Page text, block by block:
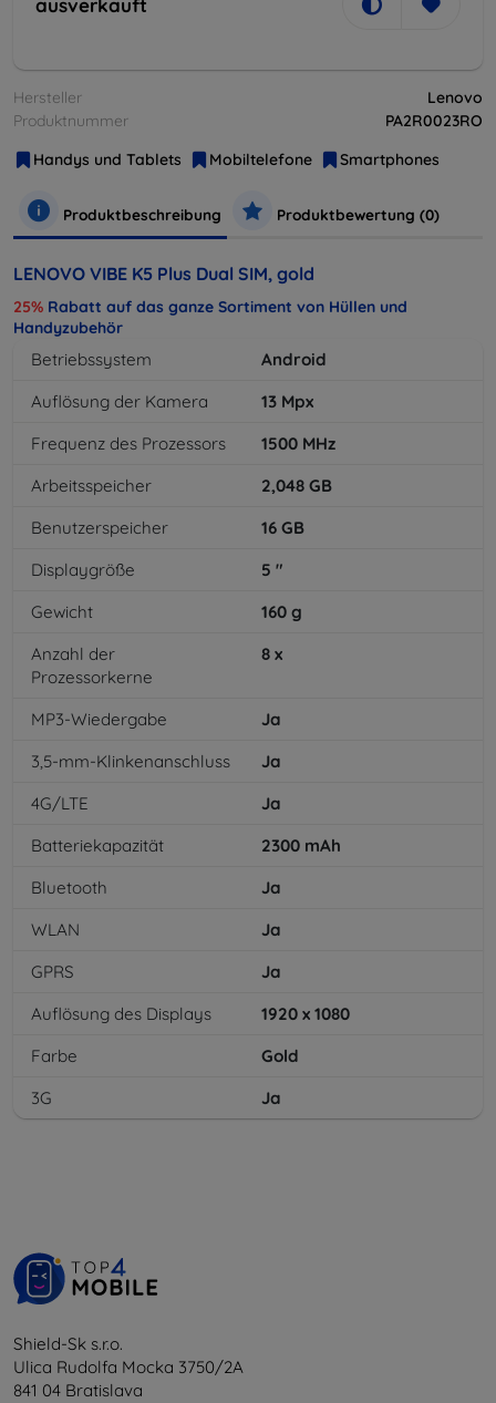
ausverkauft
Hersteller
Lenovo
Produktnummer
PA2R0023RO
Handys und Tablets
Mobiltelefone Smartphones
Produktbeschreibung Produktbewertung (0)
LENOVO VIBE K5 Plus Dual SIM, gold
25% Rabatt auf das ganze Sortiment von Hüllen und
Handyzubehör
Betriebssystem
Android
Auflösung der Kamera
13 Mpx
Frequenz des Prozessors
1500 MHz
Arbeitsspeicher
2,048 GB
Benutzerspeicher
16 GB
Displaygröße
5 "
Gewicht
160 g
Anzahl der
Prozessorkerne
8 x
MP3-Wiedergabe
Ja
3,5-mm-Klinkenanschluss
Ja
4G/LTE
Ja
Batteriekapazität
2300 mAh
Bluetooth
Ja
WLAN
Ja
GPRS
Ja
Auflösung des Displays
1920 x 1080
Farbe
Gold
3G
Ja
Shield-Sk s.r.o.
Ulica Rudolfa Mocka 3750/2A
841 04 Bratislava